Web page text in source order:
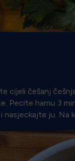
cijeli češanj
Pecite hamu 3
nasjeckajte ju. Na